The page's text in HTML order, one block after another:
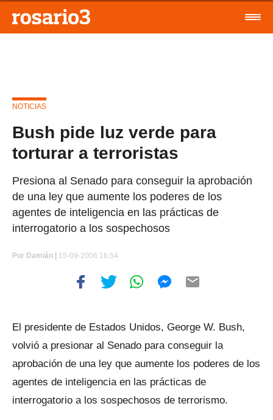
NOTICIAS
Bush pide luz verde para
torturar a terroristas
Presiona al Senado para conseguir la aprobación
de una ley que aumente los poderes de los
agentes de inteligencia en las prácticas de
interrogatorio a los sospechosos
Por Damián | 15-09-2006 16:54
El presidente de Estados Unidos, George W. Bush,
volvió a presionar al Senado para conseguir la
aprobación de una ley que aumente los poderes de los
agentes de inteligencia en las prácticas de
interrogatorio a los sospechosos de terrorismo.